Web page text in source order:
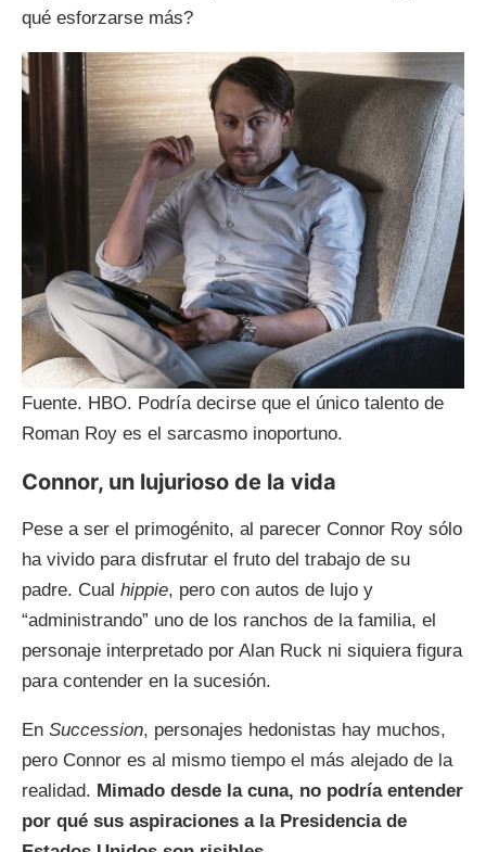
qué esforzarse más?
Fuente. HBO. Podría decirse que el único talento de
Roman Roy es el sarcasmo inoportuno.
Connor, un lujurioso de la vida
Pese a ser el primogénito, al parecer Connor Roy sólo
ha vivido para disfrutar el fruto del trabajo de su
padre. Cual hippie, pero con autos de lujo y
“administrando” uno de los ranchos de la familia, el
personaje interpretado por Alan Ruck ni siquiera figura
para contender en la sucesión.
En Succession, personajes hedonistas hay muchos,
pero Connor es al mismo tiempo el más alejado de la
realidad. Mimado desde la cuna, no podría entender
por qué sus aspiraciones a la Presidencia de